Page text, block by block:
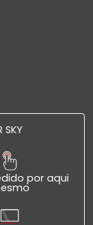
SKY
por aqui